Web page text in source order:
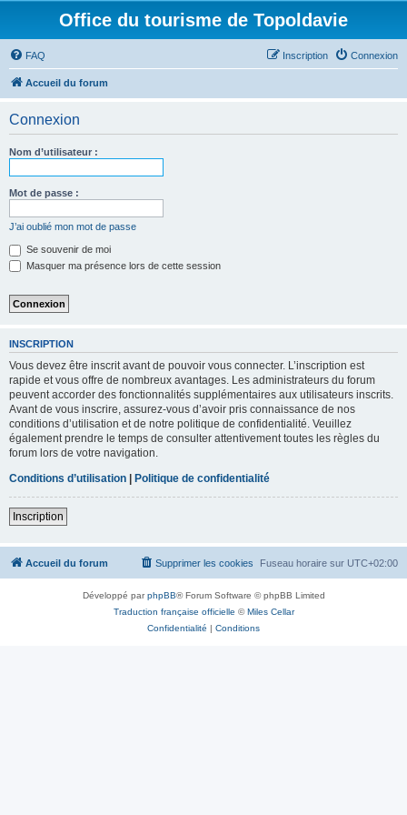
Office du tourisme de Topoldavie
FAQ Connexion
Inscription
Accueil du forum
Connexion
Nom d’utilisateur :
Mot de passe :
J’ai oublié mon mot de passe
Se souvenir de moi
Masquer ma présence lors de cette session
INSCRIPTION
Vous devez être inscrit avant de pouvoir vous connecter. L’inscription est
rapide et vous offre de nombreux avantages. Les administrateurs du forum
peuvent accorder des fonctionnalités supplémentaires aux utilisateurs inscrits.
Avant de vous inscrire, assurez-vous d’avoir pris connaissance de nos
conditions d’utilisation et de notre politique de confidentialité. Veuillez
également prendre le temps de consulter attentivement toutes les règles du
forum lors de votre navigation.
Conditions d’utilisation | Politique de confidentialité
Inscription
Accueil du forum Fuseau horaire sur UTC+02:00
Supprimer les cookies
Développé parphpBB® Forum Software © phpBB Limited
Traduction française officielle ©Miles Cellar
Confidentialité | Conditions